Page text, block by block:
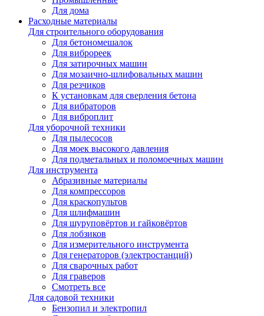
Для дома
Расходные материалы
Для строительного оборудования
Для бетономешалок
Для виброреек
Для затирочных машин
Для мозаично-шлифовальных машин
Для резчиков
К установкам для сверления бетона
Для вибраторов
Для виброплит
Для уборочной техники
Для пылесосов
Для моек высокого давления
Для подметальных и поломоечных машин
Для инструмента
Абразивные материалы
Для компрессоров
Для краскопультов
Для шлифмашин
Для шуруповёртов и гайковёртов
Для лобзиков
Для измерительного инструмента
Для генераторов (электростанций)
Для сварочных работ
Для граверов
Смотреть все
Для садовой техники
Бензопил и электропил